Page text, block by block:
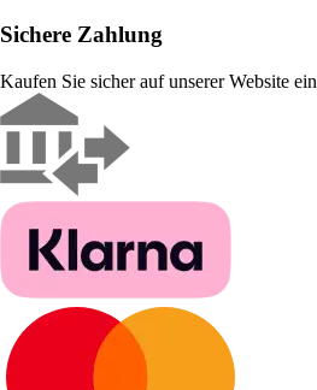
Sichere Zahlung
Kaufen Sie sicher auf unserer Website ein